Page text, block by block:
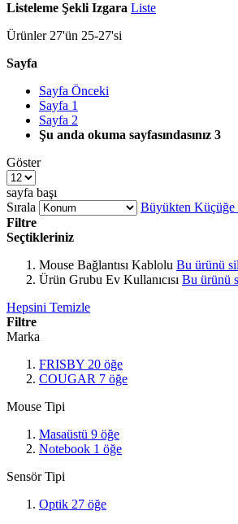
Listeleme Şekli Izgara Liste
Ürünler 27'ün 25-27'si
Sayfa
Sayfa Önceki
Sayfa 1
Sayfa 2
Şu anda okuma sayfasındasınız 3
Göster
sayfa başı
Sırala
Büyükten Küçüğe
Filtre
Seçtikleriniz
Mouse Bağlantısı Kablolu Bu ürünü sil
Ürün Grubu Ev Kullanıcısı Bu ürünü
Hepsini Temizle
Filtre
Marka
FRISBY 20 öğe
COUGAR 7 öğe
Mouse Tipi
Masaüstü 9 öğe
Notebook 1 öğe
Sensör Tipi
Optik 27 öğe